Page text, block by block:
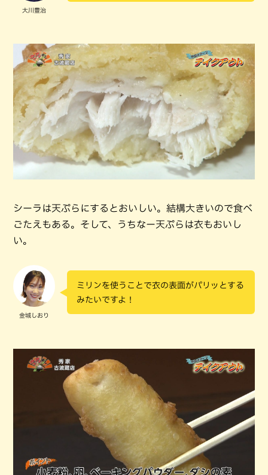
大川豊治
シーラは天ぷらにするとおいしい。結構大きいので食べ
ごたえもある。そして、うちなー天ぷらは衣もおいし
い。
金城しおり
ミリンを使うことで衣の表面がパリッとする
みたいですよ！